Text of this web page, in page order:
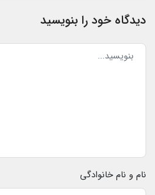
دیدگاه خود را بنویسید
نام و نام خانوادگی